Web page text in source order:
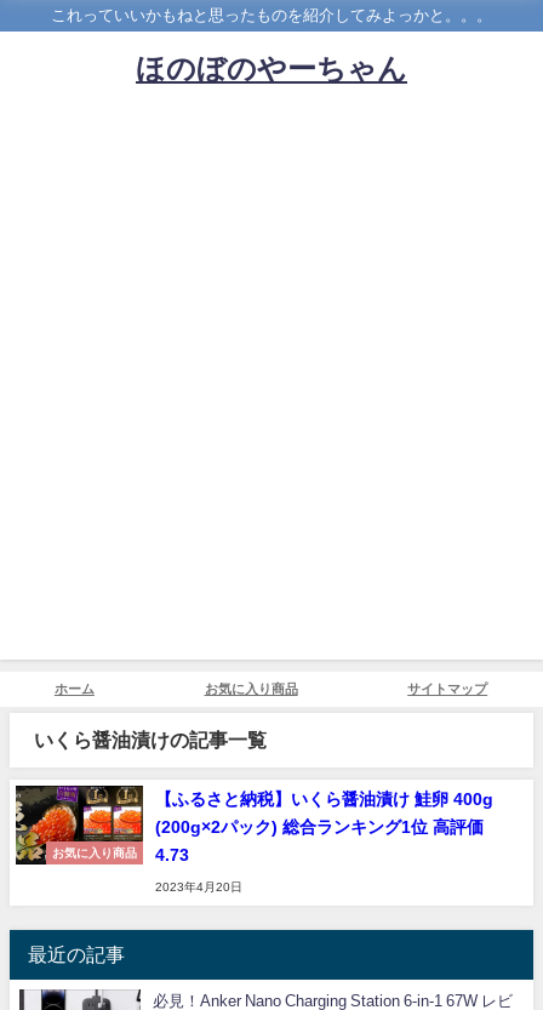
これっていいかもねと思ったものを紹介してみよっかと。。。
ほのぼのやーちゃん
ホーム お気に入り商品 サイトマップ
いくら醤油漬けの記事一覧
お気に入り商品
【ふるさと納税】いくら醤油漬け 鮭卵 400g
(200g×2パック) 総合ランキング1位 高評価
4.73
2023年4月20日
最近の記事
必見！Anker Nano Charging Station 6-in-1 67W レビ